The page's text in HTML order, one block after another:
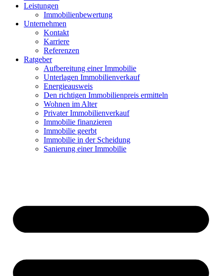
Leistungen
Immobilienbewertung
Unternehmen
Kontakt
Karriere
Referenzen
Ratgeber
Aufbereitung einer Immobilie
Unterlagen Immobilienverkauf
Energieausweis
Den richtigen Immobilienpreis ermitteln
Wohnen im Alter
Privater Immobilienverkauf
Immobilie finanzieren
Immobilie geerbt
Immobilie in der Scheidung
Sanierung einer Immobilie